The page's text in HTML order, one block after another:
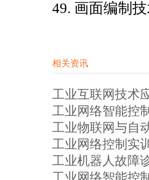
49. 画面编制
相关资讯
工业互联网技术
工业网络智能控
工业物联网与
工业网络控制实
工业机器人故障
工业网络智能控